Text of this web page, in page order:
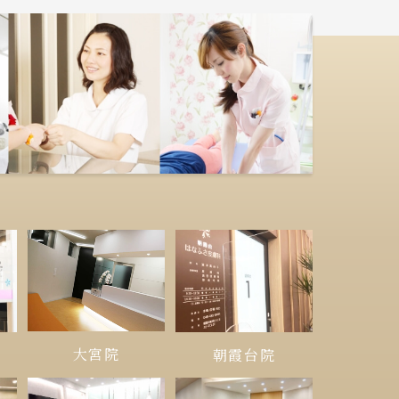
大宮院 朝霞台院